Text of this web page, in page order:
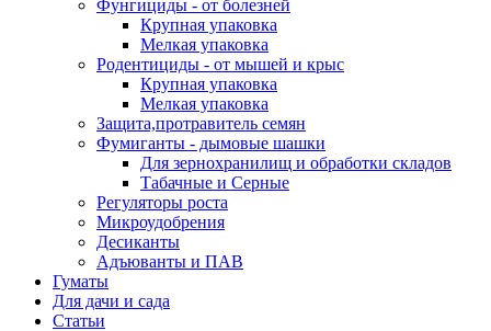
Фунгициды - от болезней
Крупная упаковка
Мелкая упаковка
Родентициды - от мышей и крыс
Крупная упаковка
Мелкая упаковка
Защита,протравитель семян
Фумиганты - дымовые шашки
Для зернохранилищ и обработки складов
Табачные и Серные
Регуляторы роста
Микроудобрения
Десиканты
Адъюванты и ПАВ
Гуматы
Для дачи и сада
Статьи